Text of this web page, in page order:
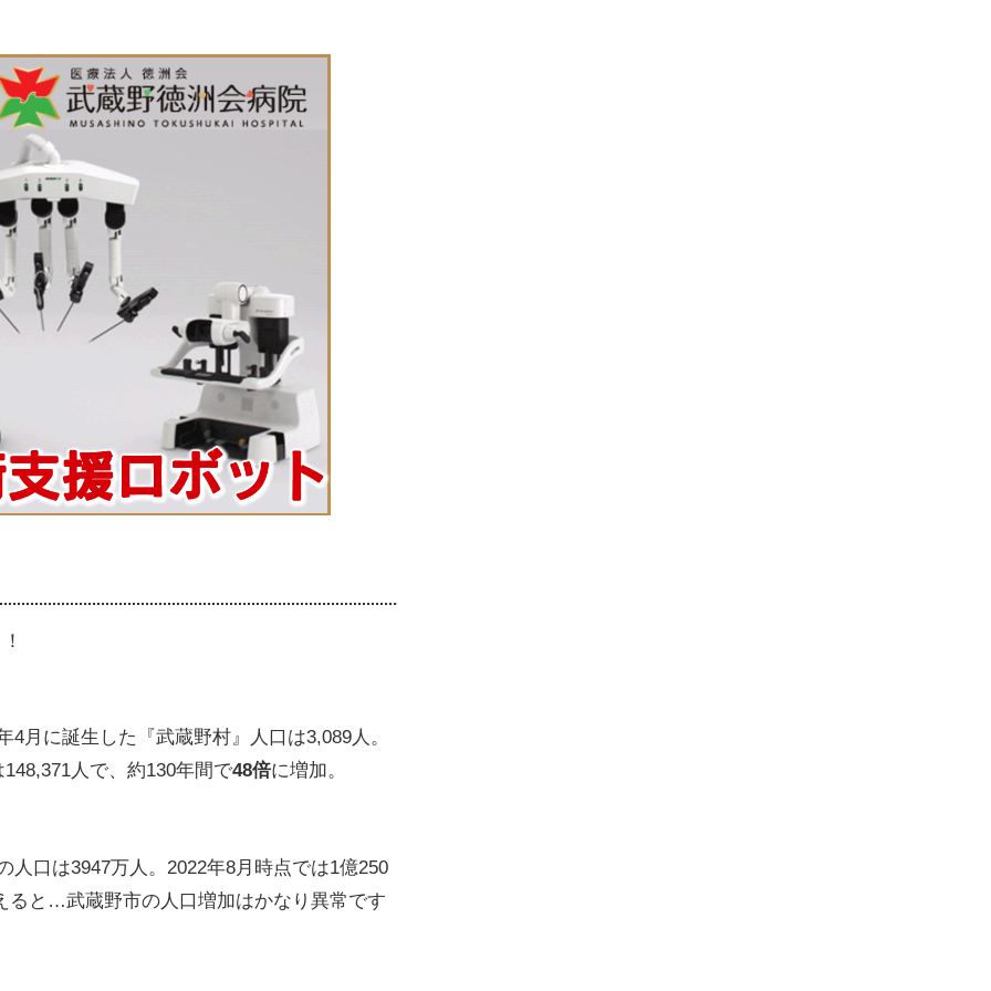
4月に誕生した『武蔵野村』人口は3,089人。
人で、約130年間で48倍に増加。
人口は3947万人。2022年8月時点では1億250
ると…武蔵野市の人口増加はかなり異常です